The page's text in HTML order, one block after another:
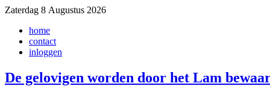
Zaterdag 8 Augustus 2026
home
contact
inloggen
De gelovigen worden door het Lam